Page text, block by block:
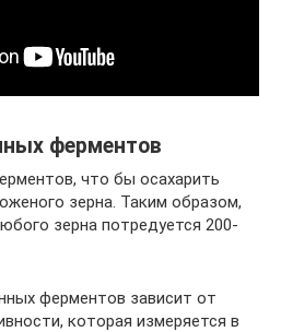
ферментов
что бы осахарить
зерна. Таким образом,
зерна потредуется 200-
ферментов зависит от
которая измеряется в